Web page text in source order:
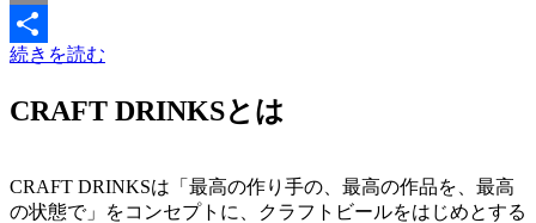
Email
共
有
続きを読む
CRAFT DRINKSとは
CRAFT DRINKSは「最高の作り手の、最高の作品を、最高
の状態で」をコンセプトに、クラフトビールをはじめとする